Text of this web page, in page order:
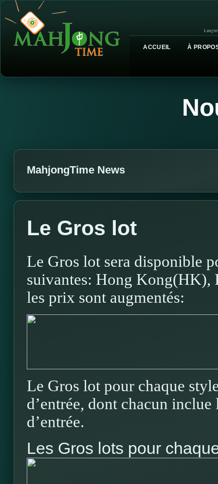
ACCUEIL À
MahjongTime News
Le Gros lot
Le Gros lot sera disponible
suivantes: Hong Kong(HK),
les prix sont augmentés:
Le Gros lot pour chaque
d’entrée, dont chacun
d’entrée.
Les Gros lots pour